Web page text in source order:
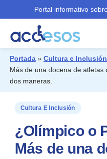
Portal informativo
¿Qué buscas?
Portada » Cultura e Inclusión
Más de una docena de
dos maneras.
Cultura E Inclusión
¿Olímpico o
Más de una